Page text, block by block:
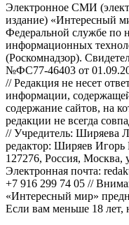
Электронное СМИ
издание) «Интересный
Федеральной службе по
информационных
(Роскомнадзор).
№ФС77-46403 от
// Редакция не несет
информации,
содержание сайтов, на
редакции не всегда
// Учредитель: Ширяева
редактор: Ширяев Игорь
127276, Россия, Москва,
Электронная почта:
+7 916 299 74 05 //
«Интересный мир»
Если вам меньше 18 лет,